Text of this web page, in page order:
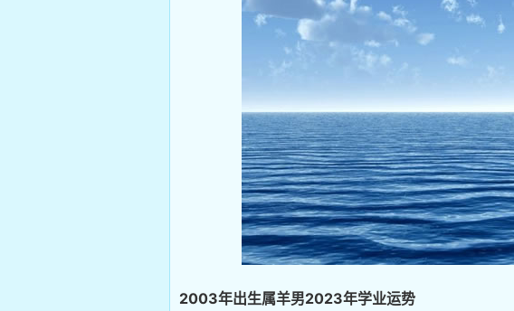
2003年出生属羊男2023年学业运势